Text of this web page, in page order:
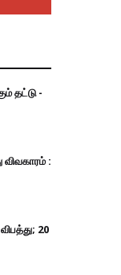
தட்டு -
விவகாரம் :
20